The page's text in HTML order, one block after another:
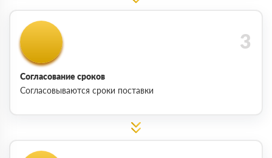
Согласование сроков
Согласовываются сроки поставки